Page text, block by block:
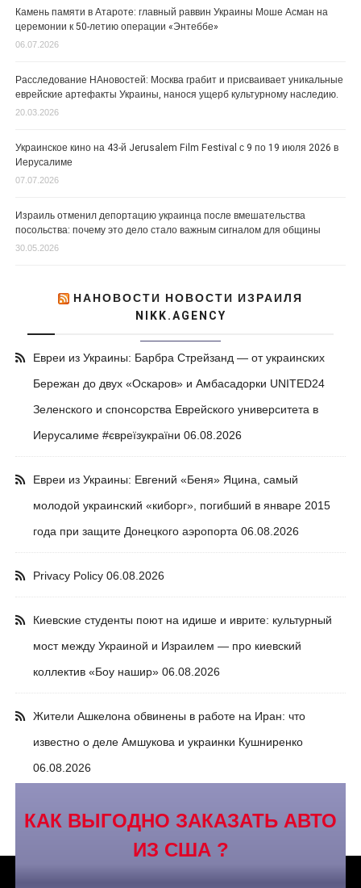
Камень памяти в Атароте: главный раввин Украины Моше Асман на
церемонии к 50-летию операции «Энтеббе»
06.07.2026
Расследование НАновостей: Москва грабит и присваивает уникальные
еврейские артефакты Украины, нанося ущерб культурному наследию.
20.03.2026
Украинское кино на 43-й Jerusalem Film Festival с 9 по 19 июля 2026 в
Иерусалиме
07.07.2026
Израиль отменил депортацию украинца после вмешательства
посольства: почему это дело стало важным сигналом для общины
30.05.2026
НАНОВОСТИ НОВОСТИ ИЗРАИЛЯ
NIKK.AGENCY
Евреи из Украины: Барбра Стрейзанд — от украинских
Бережан до двух «Оскаров» и Амбасадорки UNITED24
Зеленского и спонсорства Еврейского университета в
Иерусалиме #євреїзукраїни 06.08.2026
Евреи из Украины: Евгений «Беня» Яцина, самый
молодой украинский «киборг», погибший в январе 2015
года при защите Донецкого аэропорта 06.08.2026
Privacy Policy 06.08.2026
Киевские студенты поют на идише и иврите: культурный
мост между Украиной и Израилем — про киевский
коллектив «Боу нашир» 06.08.2026
Жители Ашкелона обвинены в работе на Иран: что
известно о деле Амшукова и украинки Кушниренко
06.08.2026
КАК ВЫГОДНО ЗАКАЗАТЬ АВТО
ИЗ США ?